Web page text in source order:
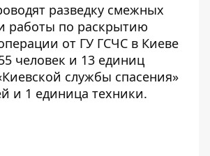
разведку смежных
работы по раскрытию
от ГУ ГСЧС в Киеве
человек и 13 единиц
службы спасения»
и 1 единица техники.